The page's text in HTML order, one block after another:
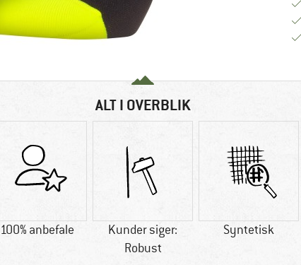
ALT I OVERBLIK
100% anbefale
Kunder siger:
Robust
Syntetisk